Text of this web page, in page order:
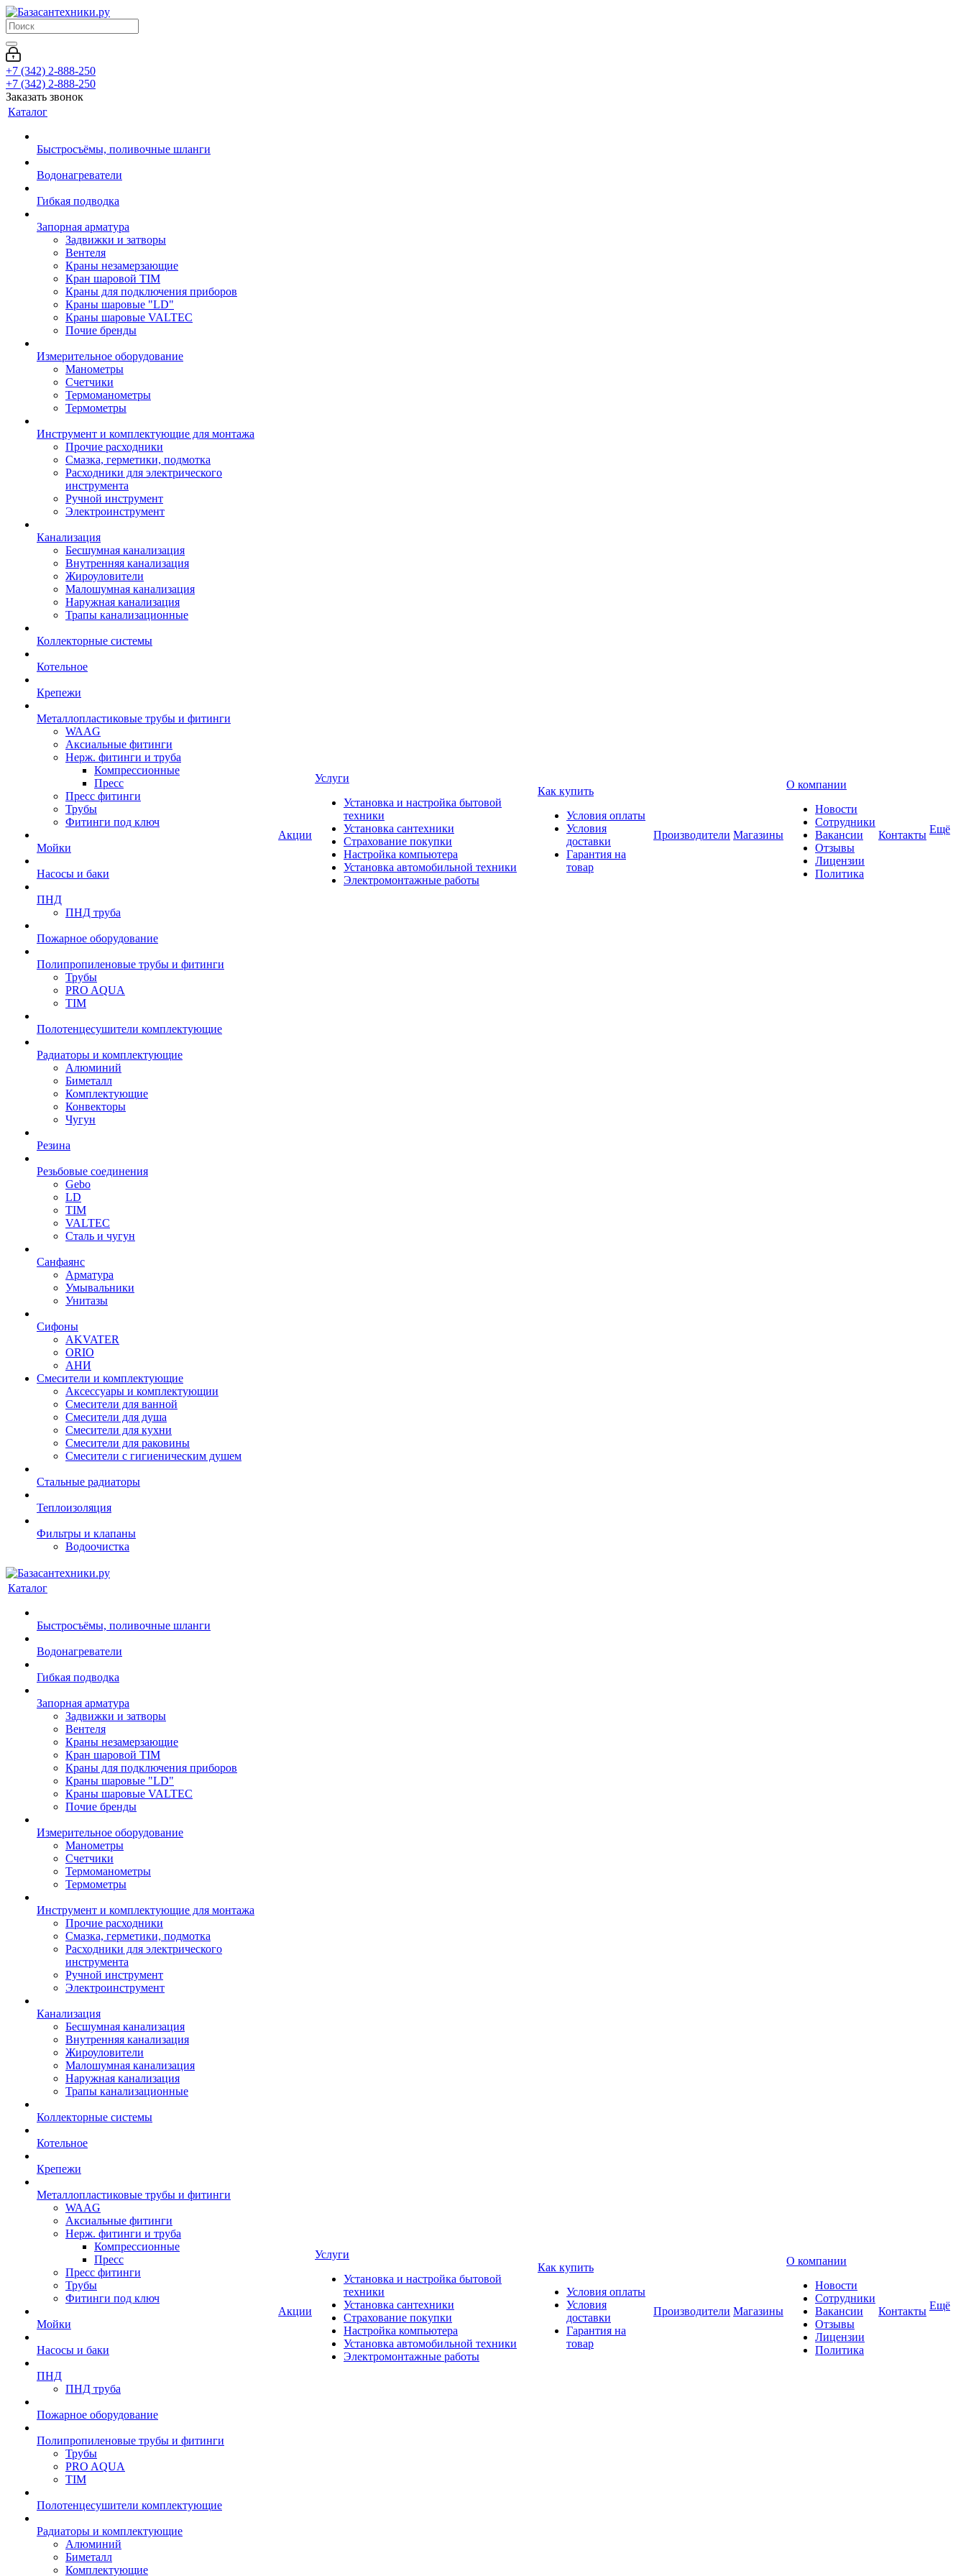
+7 (342) 2-888-250
+7 (342) 2-888-250
Заказать звонок
Каталог
Быстросъёмы, поливочные шланги
Водонагреватели
Гибкая подводка
Запорная арматура
Задвижки и затворы
Вентеля
Краны незамерзающие
Кран шаровой TIM
Краны для подключения приборов
Краны шаровые "LD"
Краны шаровые VALTEC
Почие бренды
Измерительное оборудование
Манометры
Счетчики
Термоманометры
Термометры
Инструмент и комплектующие для монтажа
Прочие расходники
Смазка, герметики, подмотка
Расходники для электрического
инструмента
Ручной инструмент
Электроинструмент
Канализация
Бесшумная канализация
Внутренняя канализация
Жироуловители
Малошумная канализация
Наружная канализация
Трапы канализационные
Коллекторные системы
Котельное
Крепежи
Металлопластиковые трубы и фитинги
WAAG
Аксиальные фитинги
Нерж. фитинги и труба
Компрессионные
Пресс
Пресс фитинги
Трубы
Фитинги под ключ
Мойки
Насосы и баки
ПНД
ПНД труба
Пожарное оборудование
Полипропиленовые трубы и фитинги
Трубы
PRO AQUA
TIM
Полотенцесушители комплектующие
Радиаторы и комплектующие
Алюминий
Биметалл
Комплектующие
Конвекторы
Чугун
Резина
Резьбовые соединения
Gebo
LD
TIM
VALTEC
Сталь и чугун
Санфаянс
Арматура
Умывальники
Унитазы
Сифоны
AKVATER
ORIO
АНИ
Смесители и комплектующие
Аксессуары и комплектующии
Смесители для ванной
Смесители для душа
Смесители для кухни
Смесители для раковины
Смесители с гигиеническим душем
Стальные радиаторы
Теплоизоляция
Фильтры и клапаны
Водоочистка
Акции
Услуги
Установка и настройка бытовой
техники
Установка сантехники
Страхование покупки
Настройка компьютера
Установка автомобильной техники
Электромонтажные работы
Как купить
Условия оплаты
Условия
доставки
Гарантия на
товар
Производители Магазины
О компании
Новости
Сотрудники
Вакансии
Отзывы
Лицензии
Политика
Контакты Ещё
Каталог
Быстросъёмы, поливочные шланги
Водонагреватели
Гибкая подводка
Запорная арматура
Задвижки и затворы
Вентеля
Краны незамерзающие
Кран шаровой TIM
Краны для подключения приборов
Краны шаровые "LD"
Краны шаровые VALTEC
Почие бренды
Измерительное оборудование
Манометры
Счетчики
Термоманометры
Термометры
Инструмент и комплектующие для монтажа
Прочие расходники
Смазка, герметики, подмотка
Расходники для электрического
инструмента
Ручной инструмент
Электроинструмент
Канализация
Бесшумная канализация
Внутренняя канализация
Жироуловители
Малошумная канализация
Наружная канализация
Трапы канализационные
Коллекторные системы
Котельное
Крепежи
Металлопластиковые трубы и фитинги
WAAG
Аксиальные фитинги
Нерж. фитинги и труба
Компрессионные
Пресс
Пресс фитинги
Трубы
Фитинги под ключ
Мойки
Насосы и баки
ПНД
ПНД труба
Пожарное оборудование
Полипропиленовые трубы и фитинги
Трубы
PRO AQUA
TIM
Полотенцесушители комплектующие
Радиаторы и комплектующие
Алюминий
Биметалл
Комплектующие
Акции
Услуги
Установка и настройка бытовой
техники
Установка сантехники
Страхование покупки
Настройка компьютера
Установка автомобильной техники
Электромонтажные работы
Как купить
Условия оплаты
Условия
доставки
Гарантия на
товар
Производители Магазины
О компании
Новости
Сотрудники
Вакансии
Отзывы
Лицензии
Политика
Контакты Ещё